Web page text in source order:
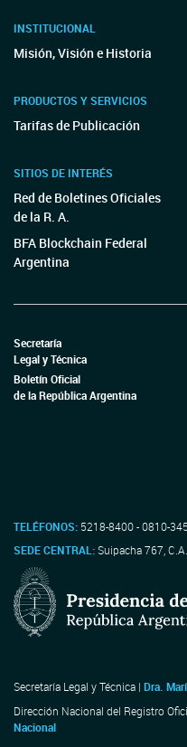
INSTITUCIONAL
Misión, Visión e Historia
PRODUCTOS Y SERVICIOS
Tarifas de Publicación
SITIOS DE INTERÉS
Red de Boletines Oficiales
de la R. A.
BFA Blockchain Federal
Argentina
Secretaría
Legal y Técnica
Boletín Oficial
de la República Argentina
TELÉFONOS: 5218-8400 - 0810-
SEDE CENTRAL:Suipacha 767,
Secretaría Legal y Técnica | Dra.
Dirección Nacional del Registro
Nacional